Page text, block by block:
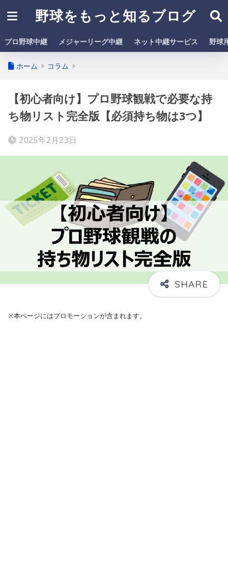
野球をもっと知るブログ
プロ野球中継 メジャーリーグ中継 ネット中継サービス 野球
ホーム コラム
【初心者向け】プロ野球観戦で必要な持
ち物リスト完全版【必須持ち物は3つ】
2025年2月23日
※本ページにはプロモーションが含まれます。